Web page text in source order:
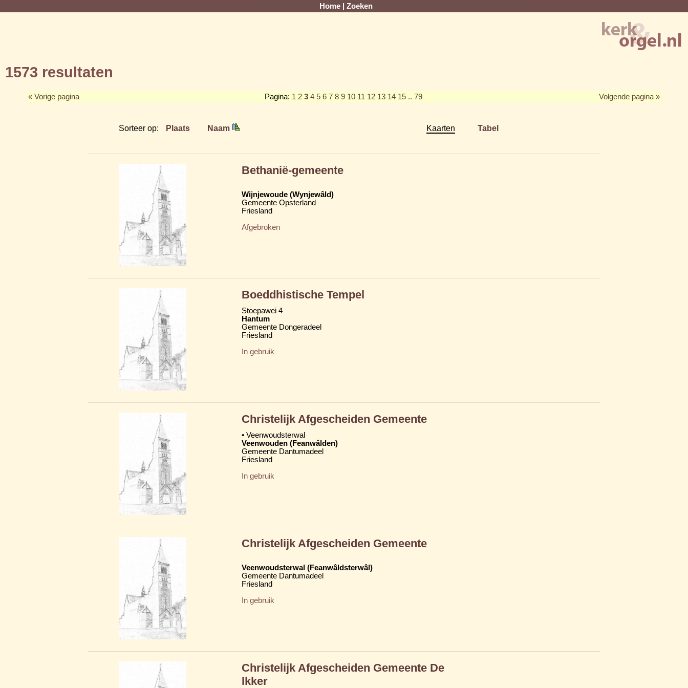
Home Zoeken
1573 resultaten
« Vorige pagina Pagina: 1 2 3 4 5 6 7 8 9 10 11 12 13 14 15 .. 79 Volgende pagina »
Sorteer op: Plaats Naam Kaarten Tabel
Bethanië-gemeente
Wijnjewoude (Wynjewâld)
Gemeente Opsterland
Friesland
Afgebroken
Boeddhistische Tempel
Stoepawei 4
Hantum
Gemeente Dongeradeel
Friesland
In gebruik
Christelijk Afgescheiden Gemeente
• Veenwoudsterwal
Veenwouden (Feanwâlden)
Gemeente Dantumadeel
Friesland
In gebruik
Christelijk Afgescheiden Gemeente
Veenwoudsterwal (Feanwâldsterwâl)
Gemeente Dantumadeel
Friesland
In gebruik
Christelijk Afgescheiden Gemeente De
Ikker